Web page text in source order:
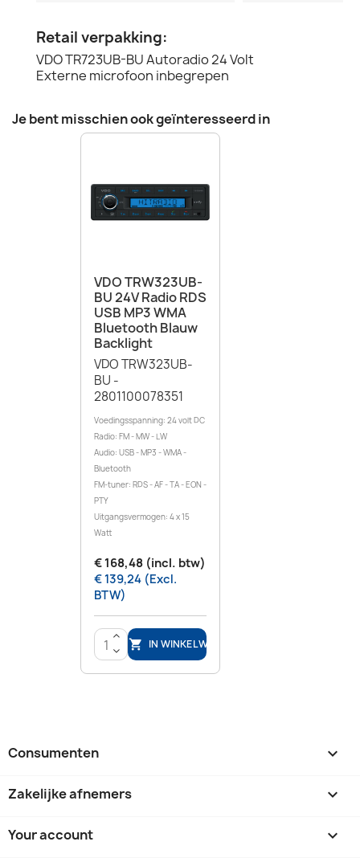
Retail verpakking:
VDO TR723UB-BU Autoradio 24 Volt
Externe microfoon inbegrepen
Je bent misschien ook geïnteresseerd in
VDO TRW323UB-
BU 24V Radio RDS
USB MP3 WMA
Bluetooth Blauw
Backlight
VDO TRW323UB-
BU -
2801100078351
Voedingsspanning: 24 volt DC
Radio: FM - MW - LW
Audio: USB - MP3 - WMA -
Bluetooth
FM-tuner: RDS - AF - TA - EON -
PTY
Uitgangsvermogen: 4 x 15
Watt
€ 168,48 (incl. btw)
€ 139,24 (Excl.
BTW)
>
<
 IN WINKELWAGEN
Consumenten 
Zakelijke afnemers 
Your account 